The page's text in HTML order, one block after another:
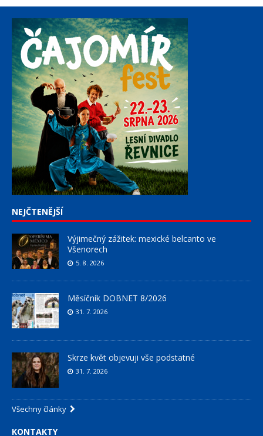
NEJČTENĚJŠÍ
Výjimečný zážitek: mexické belcanto ve
Všenorech
5. 8. 2026
Měsíčník DOBNET 8/2026
31. 7. 2026
Skrze květ objevuji vše podstatné
31. 7. 2026
Všechny články
KONTAKTY